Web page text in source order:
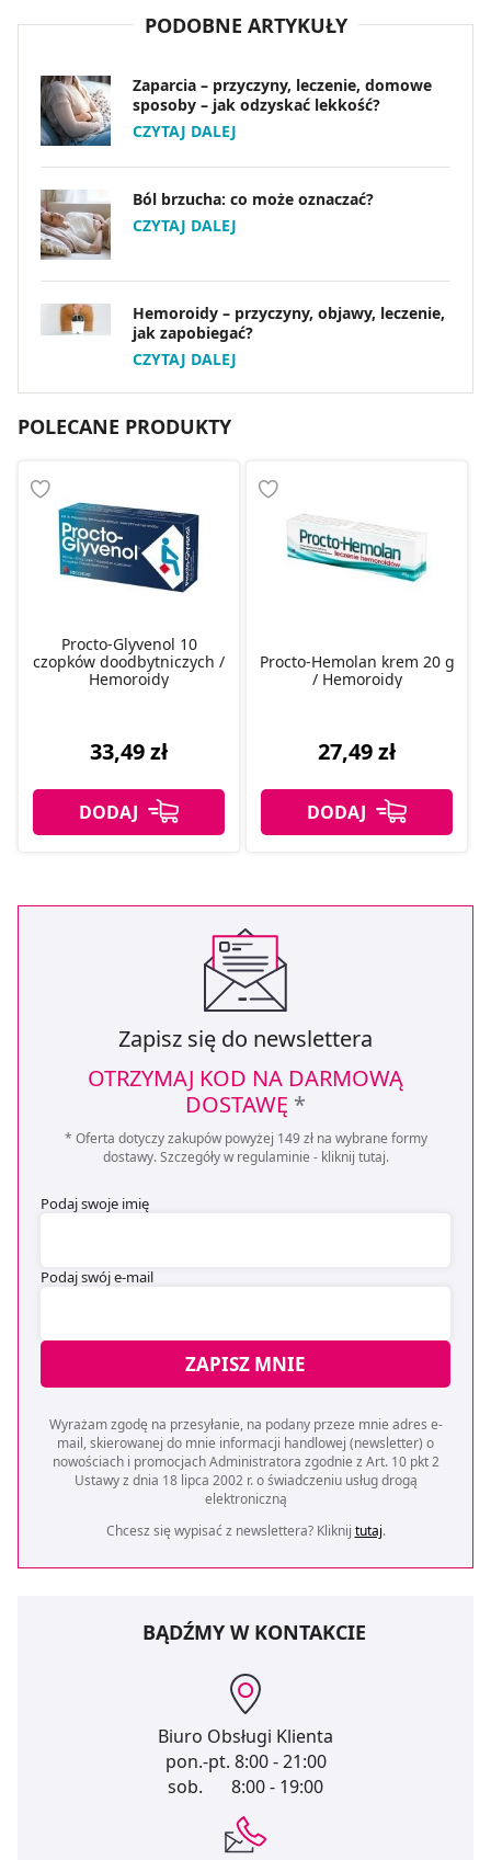
PODOBNE ARTYKUŁY
Zaparcia – przyczyny, leczenie, domowe
sposoby – jak odzyskać lekkość?
CZYTAJ DALEJ
Ból brzucha: co może oznaczać?
CZYTAJ DALEJ
Hemoroidy – przyczyny, objawy, leczenie,
jak zapobiegać?
CZYTAJ DALEJ
POLECANE PRODUKTY
Procto-Glyvenol 10
czopków doodbytniczych /
Hemoroidy
33,49 zł
Procto-Hemolan krem 20 g
/ Hemoroidy
27,49 zł
Zapisz się do newslettera
OTRZYMAJ KOD NA DARMOWĄ
DOSTAWĘ *
* Oferta dotyczy zakupów powyżej 149 zł na wybrane formy
dostawy. Szczegóły w regulaminie - kliknij tutaj.
Podaj swoje imię
Podaj swój e-mail
ZAPISZ MNIE
Wyrażam zgodę na przesyłanie, na podany przeze mnie adres e-
mail, skierowanej do mnie informacji handlowej (newsletter) o
nowościach i promocjach Administratora zgodnie z Art. 10 pkt 2
Ustawy z dnia 18 lipca 2002 r. o świadczeniu usług drogą
elektroniczną
Chcesz się wypisać z newslettera? Kliknij tutaj.
BĄDŹMY W KONTAKCIE
Biuro Obsługi Klienta
pon.-pt. 8:00 - 21:00
sob.
8:00 - 19:00